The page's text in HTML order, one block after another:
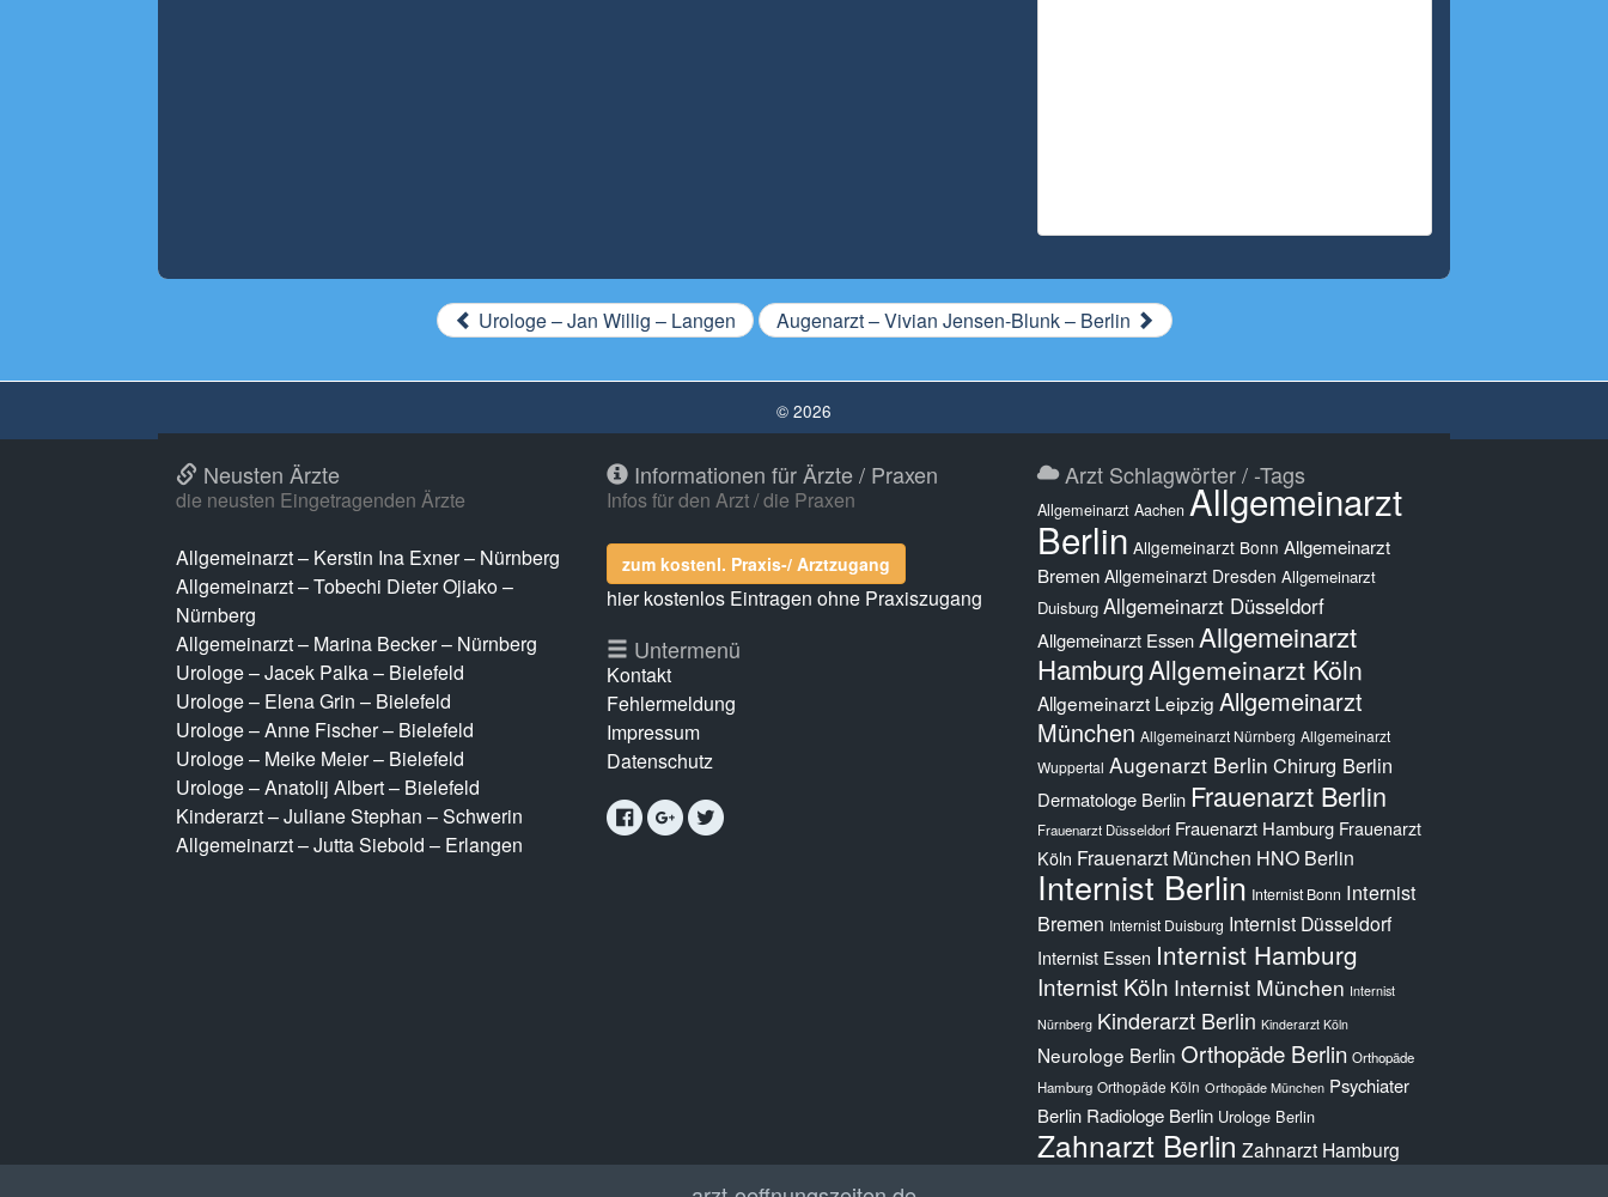
Urologe – Jan Willig – Langen Augenarzt – Vivian Jensen-Blunk – Berlin
© 2026
Neusten Ärzte
die neusten Eingetragenden Ärzte
Allgemeinarzt – Kerstin Ina Exner – Nürnberg
Allgemeinarzt – Tobechi Dieter Ojiako –
Nürnberg
Allgemeinarzt – Marina Becker – Nürnberg
Urologe – Jacek Palka – Bielefeld
Urologe – Elena Grin – Bielefeld
Urologe – Anne Fischer – Bielefeld
Urologe – Meike Meier – Bielefeld
Urologe – Anatolij Albert – Bielefeld
Kinderarzt – Juliane Stephan – Schwerin
Allgemeinarzt – Jutta Siebold – Erlangen
Informationen für Ärzte / Praxen
Infos für den Arzt / die Praxen
zum kostenl. Praxis-/ Arztzugang
hier kostenlos Eintragen ohne Praxiszugang
Untermenü
Kontakt
Fehlermeldung
Impressum
Datenschutz
Arzt Schlagwörter / -Tags
Allgemeinarzt Aachen Allgemeinarzt
Berlin Allgemeinarzt Bonn Allgemeinarzt
Bremen Allgemeinarzt Dresden Allgemeinarzt
Duisburg Allgemeinarzt Düsseldorf
Allgemeinarzt Essen Allgemeinarzt
HamburgAllgemeinarzt Köln
Allgemeinarzt Leipzig Allgemeinarzt
München Allgemeinarzt Nürnberg Allgemeinarzt
Wuppertal Augenarzt Berlin Chirurg Berlin
Dermatologe Berlin Frauenarzt Berlin
Frauenarzt Düsseldorf Frauenarzt Hamburg Frauenarzt
Köln Frauenarzt München HNO Berlin
Internist Berlin Internist Bonn Internist
Bremen Internist Duisburg Internist Düsseldorf
Internist Essen Internist Hamburg
Internist Köln Internist München Internist
Nürnberg Kinderarzt Berlin Kinderarzt Köln
Neurologe Berlin Orthopäde Berlin Orthopäde
Hamburg Orthopäde Köln Orthopäde München Psychiater
Berlin Radiologe Berlin Urologe Berlin
Zahnarzt Berlin Zahnarzt Hamburg